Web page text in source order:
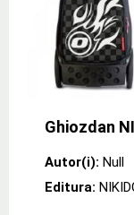
Ghiozdan
Autor(i): Null
Editura: